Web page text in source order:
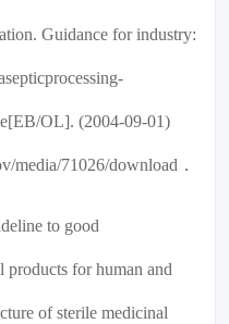
Guidance for industry:
OL]. (2004-09-01)
media/71026/download．
to good
for human and
of sterile medicinal